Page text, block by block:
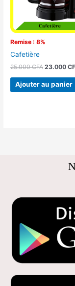
Remise : 8%
Cafetière
25.000CFA 23.000
Ajouter au panier